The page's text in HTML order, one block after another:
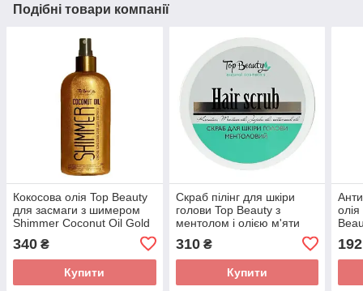
Подібні товари компанії
Кокосова олія Top Beauty
для засмаги з шимером
Shimmer Coconut Oil Gold
340 ₴
Купити
Скраб пілінг для шкіри
голови Top Beauty з
ментолом і олією м'яти
310₴
Купити
192